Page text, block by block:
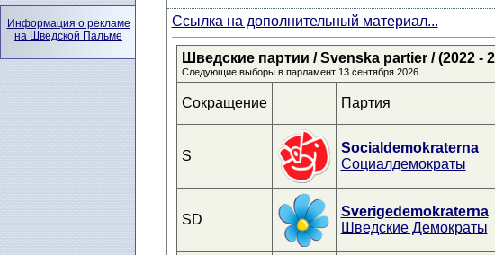
Ссылка на дополнительный материал...
Шведские партии / Svenska partier / (2022 -
Следующие выборы в парламент 13 сентября 2026
Сокращение Партия
S
Socialdemokraterna
Социалдемократы
SD
Sverigedemokraterna
Шведские Демократы
Информация о рекламе
на Шведской Пальме